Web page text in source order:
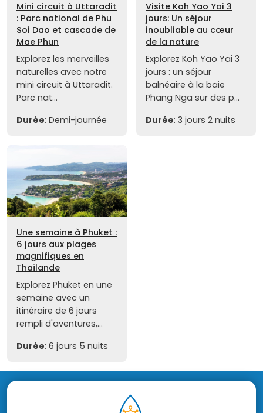
Mini circuit à Uttaradit
: Parc national de Phu
Soi Dao et cascade de
Mae Phun
Explorez les merveilles
naturelles avec notre
mini circuit à Uttaradit.
Parc nat...
Durée: Demi-journée
Visite Koh Yao Yai 3
jours: Un séjour
inoubliable au cœur
de la nature
Explorez Koh Yao Yai 3
jours : un séjour
balnéaire à la baie
Phang Nga sur des p...
Durée: 3 jours 2 nuits
Une semaine à Phuket :
6 jours aux plages
magnifiques en
Thaïlande
Explorez Phuket en une
semaine avec un
itinéraire de 6 jours
rempli d'aventures,...
Durée: 6 jours 5 nuits